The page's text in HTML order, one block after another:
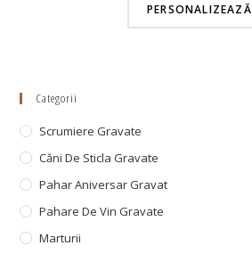
PERSONALIZEAZĂ
Categorii
Scrumiere Gravate
Căni De Sticla Gravate
Pahar Aniversar Gravat
Pahare De Vin Gravate
Marturii